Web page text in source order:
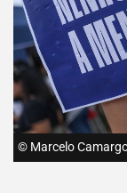
© Marcelo